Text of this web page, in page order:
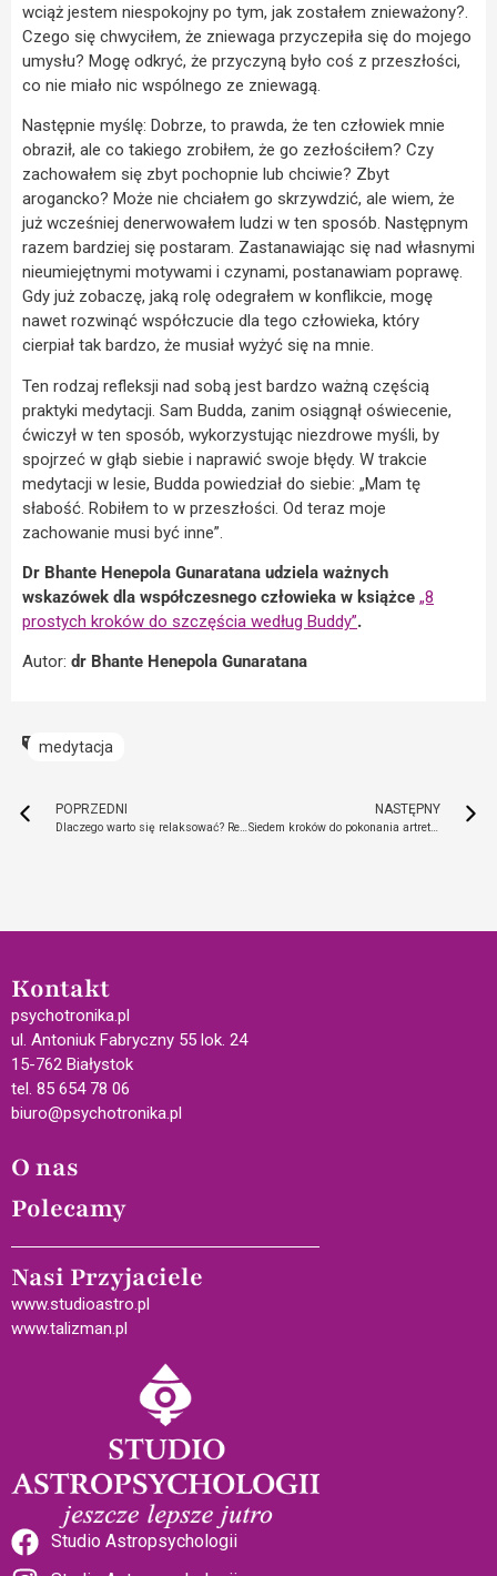
wciąż jestem niespokojny po tym, jak zostałem znieważony?.
Czego się chwyciłem, że zniewaga przyczepiła się do mojego
umysłu? Mogę odkryć, że przyczyną było coś z przeszłości,
co nie miało nic wspólnego ze zniewagą.
Następnie myślę: Dobrze, to prawda, że ten człowiek mnie
obraził, ale co takiego zrobiłem, że go zezłościłem? Czy
zachowałem się zbyt pochopnie lub chciwie? Zbyt
arogancko? Może nie chciałem go skrzywdzić, ale wiem, że
już wcześniej denerwowałem ludzi w ten sposób. Następnym
razem bardziej się postaram. Zastanawiając się nad własnymi
nieumiejętnymi motywami i czynami, postanawiam poprawę.
Gdy już zobaczę, jaką rolę odegrałem w konflikcie, mogę
nawet rozwinąć współczucie dla tego człowieka, który
cierpiał tak bardzo, że musiał wyżyć się na mnie.
Ten rodzaj refleksji nad sobą jest bardzo ważną częścią
praktyki medytacji. Sam Budda, zanim osiągnął oświecenie,
ćwiczył w ten sposób, wykorzystując niezdrowe myśli, by
spojrzeć w głąb siebie i naprawić swoje błędy. W trakcie
medytacji w lesie, Budda powiedział do siebie: „Mam tę
słabość. Robiłem to w przeszłości. Od teraz moje
zachowanie musi być inne”.
Dr Bhante Henepola Gunaratana udziela ważnych
wskazówek dla współczesnego człowieka w książce „8
prostych kroków do szczęścia według Buddy”.
Autor: dr Bhante Henepola Gunaratana
medytacja
POPRZEDNI
Dlaczego warto się relaksować? Relaksacja dla ciała i ducha
NASTĘPNY
Siedem kroków do pokonania artretyzmu i fibromialgii
Kontakt
psychotronika.pl
ul. Antoniuk Fabryczny 55 lok. 24
15-762 Białystok
tel. 85 654 78 06
biuro@psychotronika.pl
O nas
Polecamy
Nasi Przyjaciele
www.studioastro.pl
www.talizman.pl
Studio Astropsychologii